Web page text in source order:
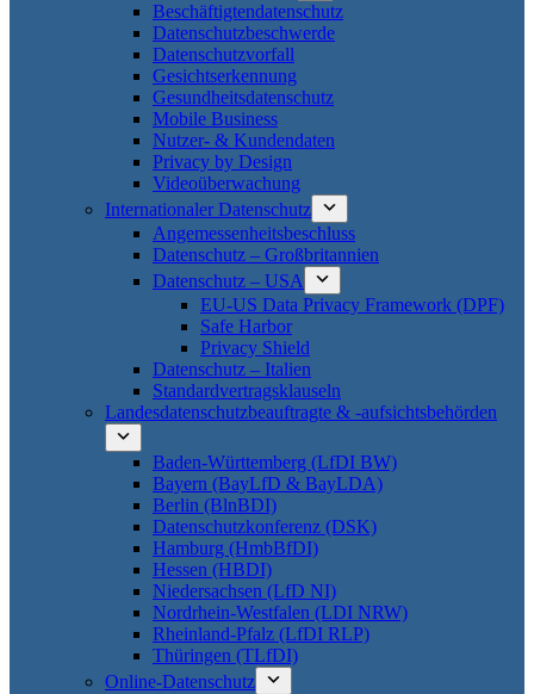
Beschäftigtendatenschutz
Datenschutzbeschwerde
Datenschutzvorfall
Gesichtserkennung
Gesundheitsdatenschutz
Mobile Business
Nutzer- & Kundendaten
Privacy by Design
Videoüberwachung
Internationaler Datenschutz
Angemessenheitsbeschluss
Datenschutz – Großbritannien
Datenschutz – USA
EU-US Data Privacy Framework (DPF)
Safe Harbor
Privacy Shield
Datenschutz – Italien
Standardvertragsklauseln
Landesdatenschutzbeauftragte & -aufsichtsbehörden
Baden-Württemberg (LfDI BW)
Bayern (BayLfD & BayLDA)
Berlin (BlnBDI)
Datenschutzkonferenz (DSK)
Hamburg (HmbBfDI)
Hessen (HBDI)
Niedersachsen (LfD NI)
Nordrhein-Westfalen (LDI NRW)
Rheinland-Pfalz (LfDI RLP)
Thüringen (TLfDI)
Online-Datenschutz